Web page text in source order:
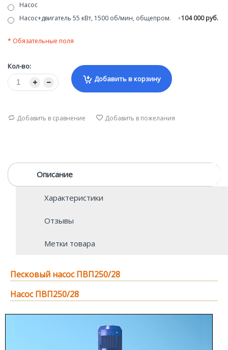
Насос
Насос+двигатель 55 кВт, 1500 об/мин, общепром.
+104 000 руб.
* Обязательные поля
Кол-во:
Добавить в корзину
Добавить в сравнение Добавить в пожелания
Описание
Характеристики
Отзывы
Метки товара
Песковый насос ПВП250/28
Насос ПВП250/28